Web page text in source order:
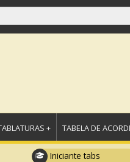
+ TABELA DE
Iniciante tabs